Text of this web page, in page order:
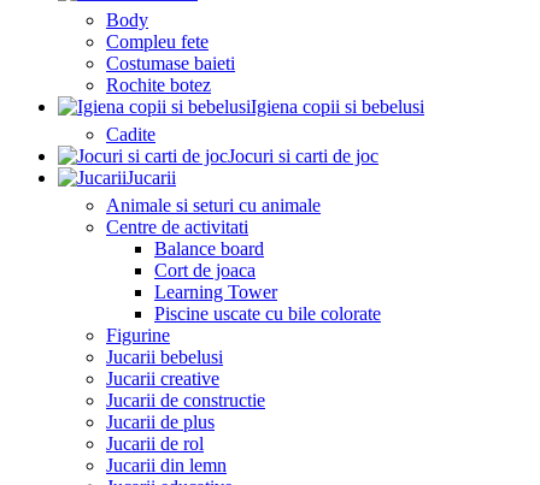
Body
Compleu fete
Costumase baieti
Rochite botez
Igiena copii si bebelusi
Cadite
Jocuri si carti de joc
Jucarii
Animale si seturi cu animale
Centre de activitati
Balance board
Cort de joaca
Learning Tower
Piscine uscate cu bile colorate
Figurine
Jucarii bebelusi
Jucarii creative
Jucarii de constructie
Jucarii de plus
Jucarii de rol
Jucarii din lemn